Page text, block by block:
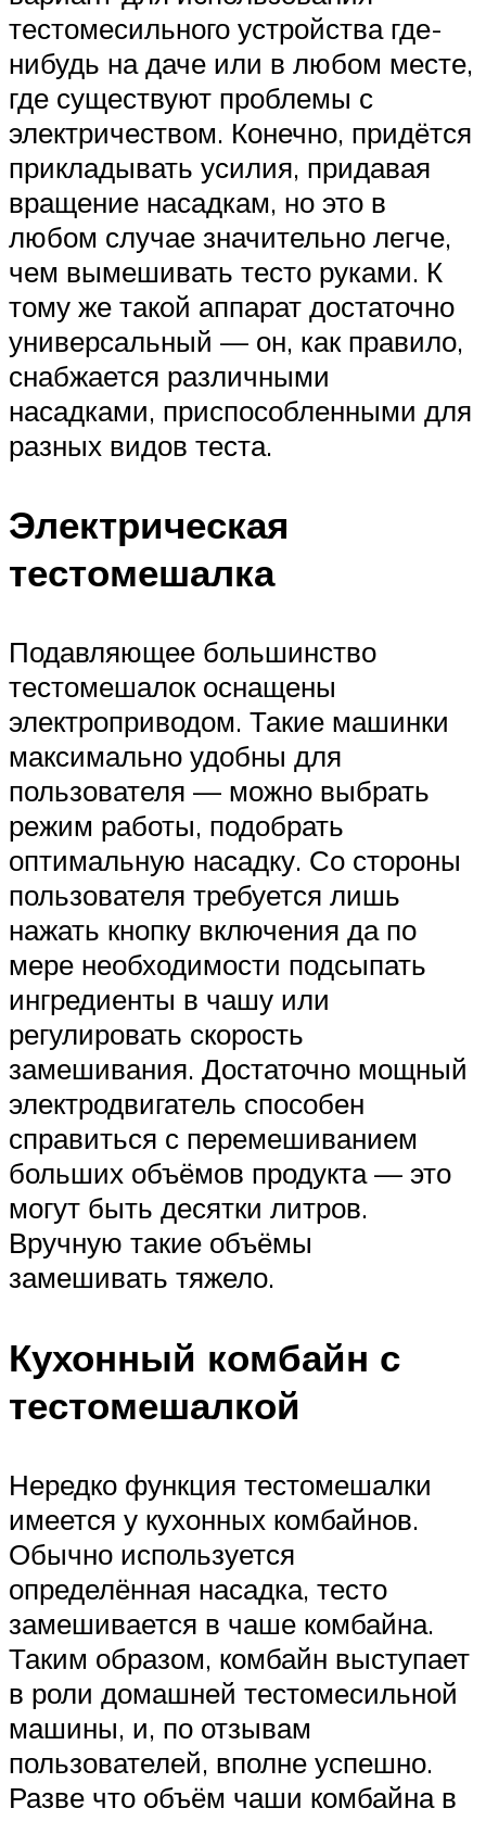
тестомесильного устройства где-
нибудь на даче или в любом месте,
где существуют проблемы с
электричеством. Конечно, придётся
прикладывать усилия, придавая
вращение насадкам, но это в
любом случае значительно легче,
чем вымешивать тесто руками. К
тому же такой аппарат достаточно
универсальный — он, как правило,
снабжается различными
насадками, приспособленными для
разных видов теста.
Электрическая
тестомешалка
Подавляющее большинство
тестомешалок оснащены
электроприводом. Такие машинки
максимально удобны для
пользователя — можно выбрать
режим работы, подобрать
оптимальную насадку. Со стороны
пользователя требуется лишь
нажать кнопку включения да по
мере необходимости подсыпать
ингредиенты в чашу или
регулировать скорость
замешивания. Достаточно мощный
электродвигатель способен
справиться с перемешиванием
больших объёмов продукта — это
могут быть десятки литров.
Вручную такие объёмы
замешивать тяжело.
Кухонный комбайн с
тестомешалкой
Нередко функция тестомешалки
имеется у кухонных комбайнов.
Обычно используется
определённая насадка, тесто
замешивается в чаше комбайна.
Таким образом, комбайн выступает
в роли домашней тестомесильной
машины, и, по отзывам
пользователей, вполне успешно.
Разве что объём чаши комбайна в